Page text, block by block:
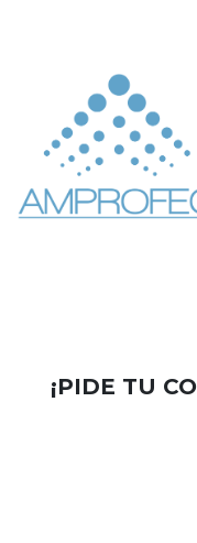
¡PIDE TU